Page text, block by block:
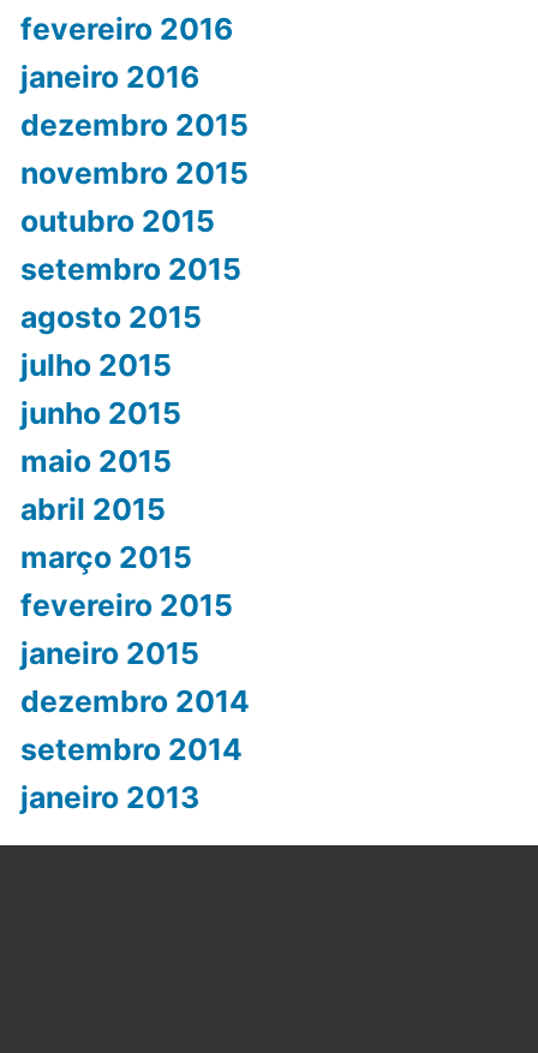
fevereiro 2016
janeiro 2016
dezembro 2015
novembro 2015
outubro 2015
setembro 2015
agosto 2015
julho 2015
junho 2015
maio 2015
abril 2015
março 2015
fevereiro 2015
janeiro 2015
dezembro 2014
setembro 2014
janeiro 2013